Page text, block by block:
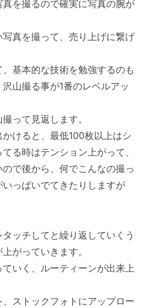
を撮るので確実に写真の腕が
真を撮って、売り上げに繋げ
基本的な技術を勉強するのも
山撮る事が1番のレベルアッ
って見返します。
けると、最低100枚以上はシ
る時はテンション上がって、
で後から、何でこんなの撮っ
っぱいでてきたりしますが
ッチしてと繰り返していくう
がっていきます。
いく、ルーティーンが出来上
ストックフォトにアップロー